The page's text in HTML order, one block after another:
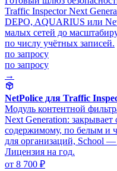
Traffic Inspector Next
DEPO, AQUARIUS или
малых сетей до
по числу учётных записей.
по запросу
по запросу
→
NetPolice для Traffic
Модуль контентной
Next Generation:
содержимому, по белым и
для организаций, School
Лицензия на год.
от 8 700 ₽